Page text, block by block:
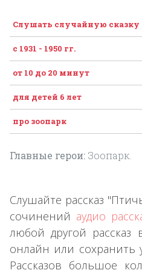
Слушать случайную сказку
с 1931 - 1950 гг.
от 10 до 20 минут
для детей 6 лет
про зоопарк
Главные герои: Зоопарк.
Слушайте рассказ
сочинений аудио
любой другой
онлайн или сохранить
Рассказов большое